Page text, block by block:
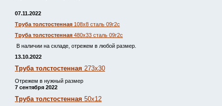
07.11.2022
Труба толстостенная 108х8 сталь 09г2с
Труба толстостенная 480х33 сталь 09г2с
В наличии на складе, отрежем в любой размер.
13.10.2022
Труба толстостенная 273х30
Отрежем в нужный размер
7 сентября 2022
Труба толстостенная 50х12